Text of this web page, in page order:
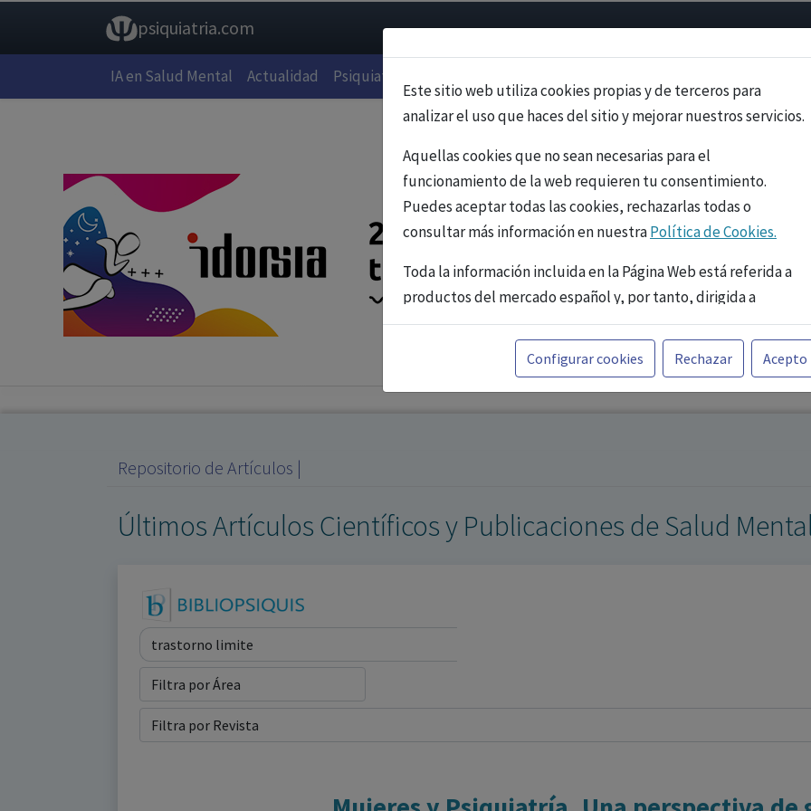
psiquiatria.com
IA en Salud Mental Actualidad Psiquiatría
Este sitio web utiliza cookies propias y de terceros para
analizar el uso que haces del sitio y mejorar nuestros servicios.
Aquellas cookies que no sean necesarias para el
funcionamiento de la web requieren tu consentimiento.
Puedes aceptar todas las cookies, rechazarlas todas o
consultar más información en nuestraPolítica de Cookies.
Toda la información incluida en la Página Web está referida a
productos del mercado español y, por tanto, dirigida a
profesionales sanitarios legalmente facultados para
prescribir o dispensar medicamentos con ejercicio
profesional. La información técnica de los fármacos se facilita
a título meramente informativo, siendo responsabilidad de
Configurar cookies Rechazar Acepto
Repositorio de Artículos |
Últimos Artículos Científicos y Publicaciones de Salud